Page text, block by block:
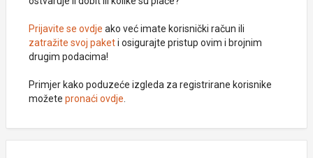
Prijavite se ovdje ako već imate korisnički račun ili
zatražite svoj paketi osigurajte pristup ovim i brojnim
drugim podacima!
Primjer kako poduzeće izgleda za registrirane korisnike
možete pronaći ovdje